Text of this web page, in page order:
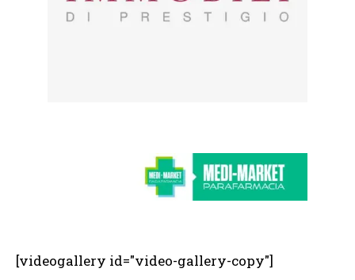
[videogallery id="video-gallery-copy"]